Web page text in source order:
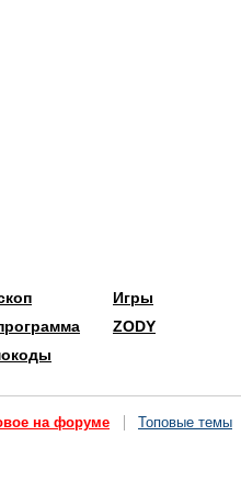
Игры
ZODY
на форуме Топовые темы